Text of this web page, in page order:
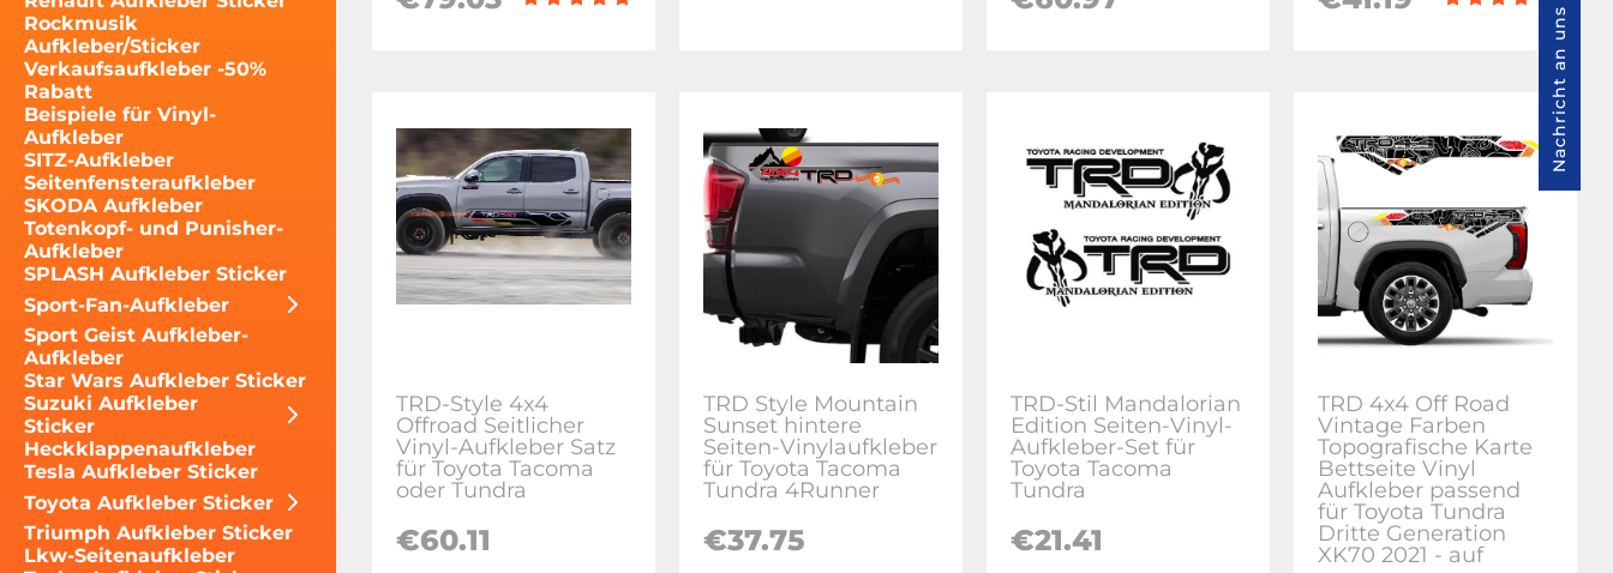
Rockmusik
Aufkleber/Sticker
Verkaufsaufkleber -50%
Rabatt
Beispiele für Vinyl-
Aufkleber
SITZ-Aufkleber
Seitenfensteraufkleber
SKODA Aufkleber
Totenkopf- und Punisher-
Aufkleber
SPLASH Aufkleber Sticker
Sport-Fan-Aufkleber
Sport Geist Aufkleber-
Aufkleber
Star Wars Aufkleber Sticker
Suzuki Aufkleber
Sticker
Heckklappenaufkleber
Tesla Aufkleber Sticker
Toyota Aufkleber Sticker
Triumph Aufkleber Sticker
Lkw-Seitenaufkleber
TRD-Style 4x4
Offroad Seitlicher
Vinyl-Aufkleber Satz
für Toyota Tacoma
oder Tundra
€60.11
TRD Style Mountain
Sunset hintere
Seiten-Vinylaufkleber
für Toyota Tacoma
Tundra 4Runner
€37.75
TRD-Stil Mandalorian
Edition Seiten-Vinyl-
Aufkleber-Set für
Toyota Tacoma
Tundra
€21.41
TRD 4x4 Off Road
Vintage Farben
Topografische Karte
Bettseite Vinyl
Aufkleber passend
für Toyota Tundra
Dritte Generation
XK70 2021 - auf
Nachricht an uns